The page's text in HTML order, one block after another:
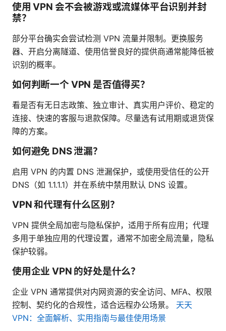
使用 VPN 会不会被游戏或流媒体平台识别并封
禁？
部分平台确实会尝试检测 VPN 流量并限制。更换服务
器、开启分离隧道、使用信誉良好的提供商通常能降低被
识别的概率。
如何判断一个 VPN 是否值得买？
看是否有无日志政策、独立审计、真实用户评价、稳定的
连接、快速的客服与退款保障。尽量选有试用期或退货保
障的方案。
如何避免 DNS 泄漏？
启用 VPN 的内置 DNS 泄漏保护，或使用受信任的公开
DNS（如 1.1.1.1）并在系统中禁用默认 DNS 设置。
VPN 和代理有什么区别？
VPN 提供全局加密与隐私保护，适用于所有应用；代理
多用于单独应用的代理设置，通常不加密全局流量，隐私
保护较弱。
使用企业 VPN 的好处是什么？
企业 VPN 通常提供对内网资源的安全访问、MFA、权限
控制、契约化的合规性，适合远程办公场景。 天天
VPN：全面解析、实用指南与最佳使用场景